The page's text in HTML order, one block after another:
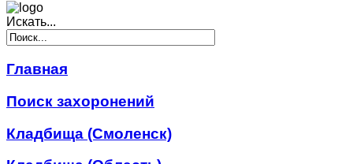
Искать...
Главная
Поиск захоронений
Кладбища (Смоленск)